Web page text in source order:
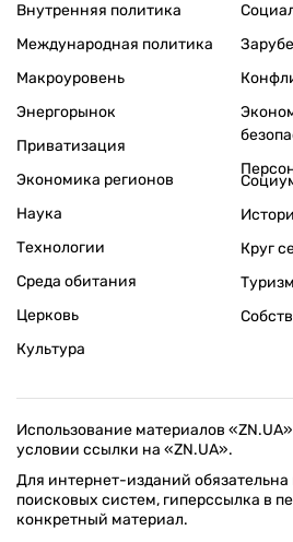
Внутренняя политика
Международная политика
Макроуровень
Энергорынок
Приватизация
Экономика регионов
Наука
Технологии
Среда обитания
Церковь
Культура
Круг
Туризм
Использование материалов
условии ссылки на «ZN.UA».
Для интернет-изданий обязательна
поисковых систем, гиперссылка в
конкретный материал.